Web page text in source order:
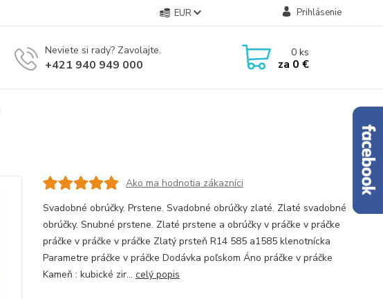
EUR Prihlásenie
Neviete si rady? Zavolajte.
+421 940 949 000
0ks
za 0 €
Ako ma hodnotia zákazníci
Svadobné obrúčky. Prstene. Svadobné obrúčky zlaté. Zlaté svadobné
obrúčky. Snubné prstene. Zlaté prstene a obrúčky v práčke v práčke
práčke v práčke v práčke Zlatý prsteň R14 585 a1585 klenotnícka
Parametre práčke v práčke Dodávka poľskom Áno práčke v práčke
Kameň : kubické zir... celý popis